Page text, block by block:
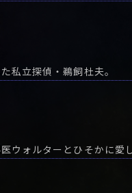
私立探偵・鵜飼杜夫。